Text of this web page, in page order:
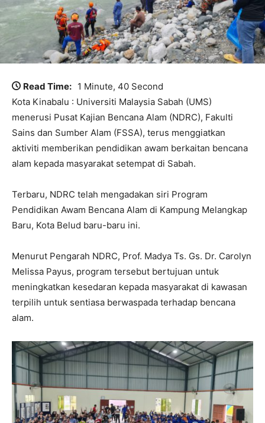
Read Time: 1 Minute, 40 Second
Kota Kinabalu : Universiti Malaysia Sabah (UMS)
menerusi Pusat Kajian Bencana Alam (NDRC), Fakulti
Sains dan Sumber Alam (FSSA), terus menggiatkan
aktiviti memberikan pendidikan awam berkaitan bencana
alam kepada masyarakat setempat di Sabah.
Terbaru, NDRC telah mengadakan siri Program
Pendidikan Awam Bencana Alam di Kampung Melangkap
Baru, Kota Belud baru-baru ini.
Menurut Pengarah NDRC, Prof. Madya Ts. Gs. Dr. Carolyn
Melissa Payus, program tersebut bertujuan untuk
meningkatkan kesedaran kepada masyarakat di kawasan
terpilih untuk sentiasa berwaspada terhadap bencana
alam.